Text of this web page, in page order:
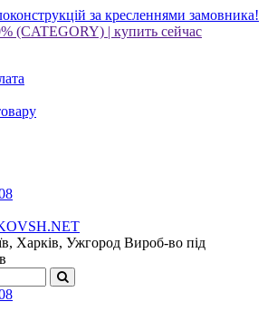
за кресленнями замовника!
(CATEGORY) | купить сейчас
Харків, Ужгород Вироб-во під